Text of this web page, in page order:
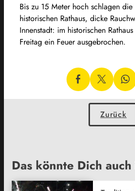
Bis zu 15 Meter hoch schlagen
historischen Rathaus, dicke
Innenstadt: im historischen
Freitag ein Feuer ausgebrochen.
Zurück
Das könnte Dich